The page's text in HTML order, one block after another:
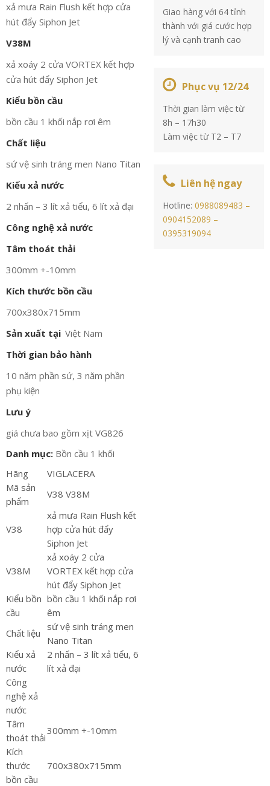
xả mưa Rain Flush kết hợp cửa
hút đẩy Siphon Jet
V38M
xả xoáy 2 cửa VORTEX kết hợp
cửa hút đẩy Siphon Jet
Kiểu bồn cầu
bồn cầu 1 khối nắp rơi êm
Chất liệu
sứ vệ sinh tráng men Nano Titan
Kiểu xả nước
2 nhấn – 3 lít xả tiểu, 6 lít xả đại
Công nghệ xả nước
Tâm thoát thải
300mm +-10mm
Kích thước bồn cầu
700x380x715mm
Sản xuất tại Việt Nam
Thời gian bảo hành
10 năm phần sứ, 3 năm phần
phụ kiện
Lưu ý
giá chưa bao gồm xịt VG826
Danh mục: Bồn cầu 1 khối
Hãng
VIGLACERA
Mã sản
phẩm
V38 V38M
V38
xả mưa Rain Flush kết
hợp cửa hút đẩy
Siphon Jet
V38M
xả xoáy 2 cửa
VORTEX kết hợp cửa
hút đẩy Siphon Jet
Kiểu bồn
cầu
bồn cầu 1 khối nắp rơi
êm
Chất liệu
sứ vệ sinh tráng men
Nano Titan
Kiểu xả
nước
2 nhấn – 3 lít xả tiểu, 6
lít xả đại
Công
nghệ xả
nước
Tâm
thoát thải
300mm +-10mm
Kích
thước
bồn cầu
700x380x715mm
Giao hàng với 64 tỉnh
thành với giá cước hợp
lý và cạnh tranh cao
Phục vụ 12/24
Thời gian làm việc từ
8h – 17h30
Làm việc từ T2 – T7
Liên hệ ngay
Hotline:0988089483 –
0904152089 –
0395319094